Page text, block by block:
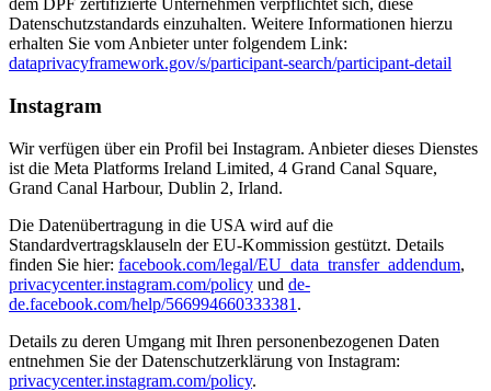
dem DPF zertifizierte Unternehmen verpflichtet sich, diese
Datenschutzstandards einzuhalten. Weitere Informationen hierzu
erhalten Sie vom Anbieter unter folgendem Link:
dataprivacyframework.gov/s/participant-search/participant-detail
Instagram
Wir verfügen über ein Profil bei Instagram. Anbieter dieses Dienstes
ist die Meta Platforms Ireland Limited, 4 Grand Canal Square,
Grand Canal Harbour, Dublin 2, Irland.
Die Datenübertragung in die USA wird auf die
Standardvertragsklauseln der EU-Kommission gestützt. Details
finden Sie hier: facebook.com/legal/EU_data_transfer_addendum,
privacycenter.instagram.com/policy und de-
de.facebook.com/help/566994660333381 .
Details zu deren Umgang mit Ihren personenbezogenen Daten
entnehmen Sie der Datenschutzerklärung von Instagram:
privacycenter.instagram.com/policy.